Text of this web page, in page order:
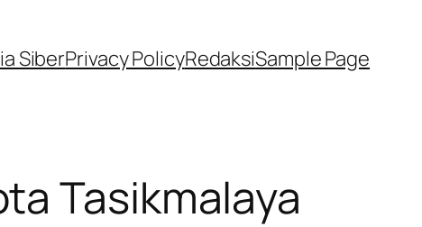
SiberPrivacy PolicyRedaksiSample Page
Tasikmalaya